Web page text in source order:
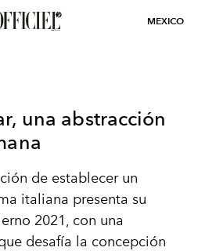
MEXICO
una abstracción
de establecer un
italiana presenta su
2021, con una
desafía la concepción